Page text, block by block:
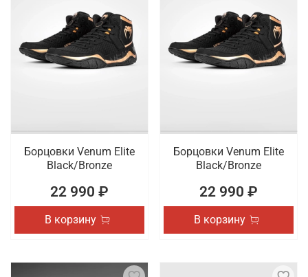
Борцовки Venum Elite
Black/Bronze
22 990 ₽
В корзину
Борцовки Venum Elite
Black/Bronze
22 990 ₽
В корзину